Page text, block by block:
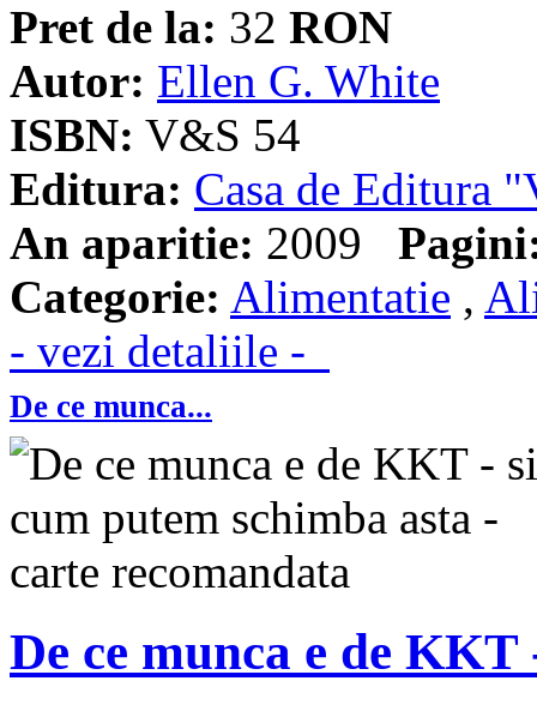
Pret de la: 32 RON
Autor: Ellen G. White
ISBN: V&S 54
Editura: Casa de Editura
An aparitie: 2009
Categorie: Alimentatie ,
- vezi detaliile -
De ce munca...
De ce munca e de